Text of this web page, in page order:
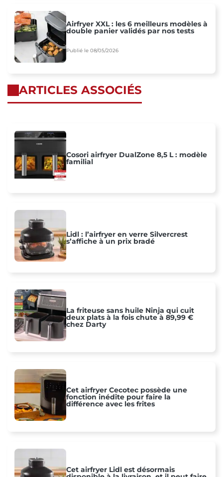
Airfryer XXL : les 6 meilleurs modèles à
double panier validés par nos tests
Publié le 08/05/2026
ARTICLES ASSOCIÉS
Cosori airfryer DualZone 8,5 L : modèle
familial
Lidl : l’airfryer en verre Silvercrest
s’affiche à un prix bradé
La friteuse sans huile Ninja qui cuit
deux plats à la fois chute à 89,99 €
chez Darty
Cet airfryer Cecotec possède une
fonction inédite pour faire la
différence avec les frites
Cet airfryer Lidl est désormais